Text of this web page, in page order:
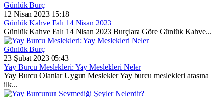
Günlük Burç
12 Nisan 2023 15:18
Günlük Kahve Falı 14 Nisan 2023
Günlük Kahve Falı 14 Nisan 2023 Burçlara Göre Günlük Kahve...
Günlük Burç
23 Şubat 2023 05:43
Yay Burcu Meslekleri: Yay Meslekleri Neler
Yay Burcu Olanlar Uygun Meslekler Yay burcu meslekleri arasına
ilk...